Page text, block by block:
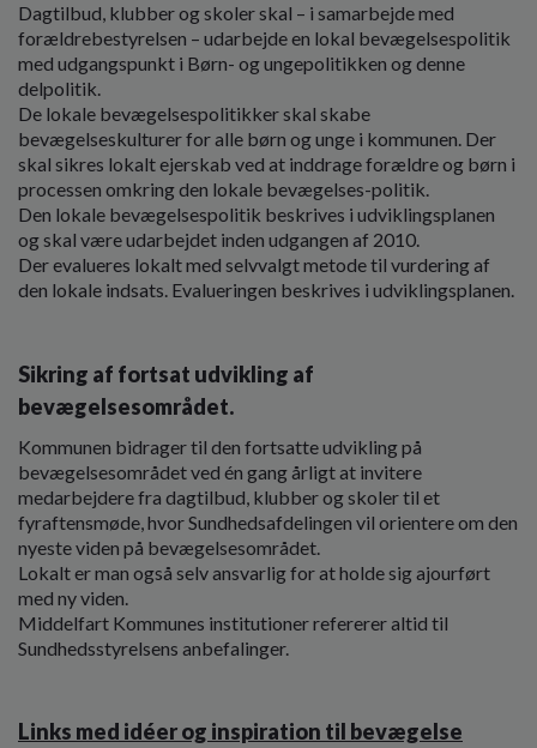
Dagtilbud, klubber og skoler skal – i samarbejde med
forældrebestyrelsen – udarbejde en lokal bevægelsespolitik
med udgangspunkt i Børn- og ungepolitikken og denne
delpolitik.
De lokale bevægelsespolitikker skal skabe
bevægelseskulturer for alle børn og unge i kommunen. Der
skal sikres lokalt ejerskab ved at inddrage forældre og børn i
processen omkring den lokale bevægelses-politik.
Den lokale bevægelsespolitik beskrives i udviklingsplanen
og skal være udarbejdet inden udgangen af 2010.
Der evalueres lokalt med selvvalgt metode til vurdering af
den lokale indsats. Evalueringen beskrives i udviklingsplanen.
Sikring af fortsat udvikling af
bevægelsesområdet.
Kommunen bidrager til den fortsatte udvikling på
bevægelsesområdet ved én gang årligt at invitere
medarbejdere fra dagtilbud, klubber og skoler til et
fyraftensmøde, hvor Sundhedsafdelingen vil orientere om den
nyeste viden på bevægelsesområdet.
Lokalt er man også selv ansvarlig for at holde sig ajourført
med ny viden.
Middelfart Kommunes institutioner refererer altid til
Sundhedsstyrelsens anbefalinger.
Links med idéer og inspiration til bevægelse